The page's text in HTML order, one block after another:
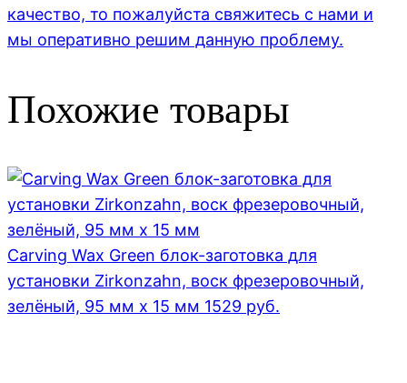
качество, то пожалуйста свяжитесь с нами и
мы оперативно решим данную проблему.
Похожие товары
Carving Wax Green блок-заготовка для
установки Zirkonzahn, воск фрезеровочный,
зелёный, 95 мм x 15 мм 1529 руб.